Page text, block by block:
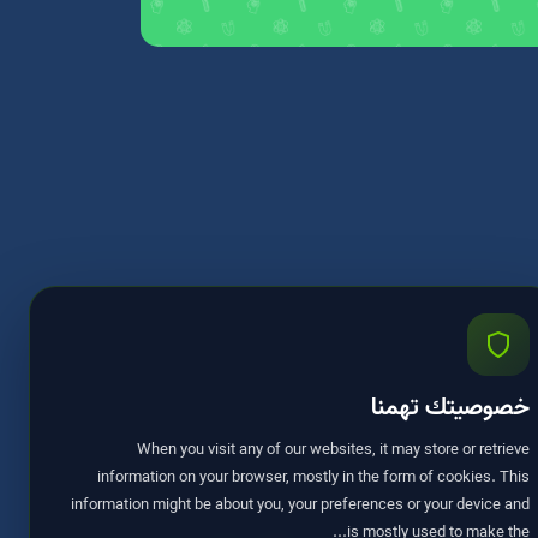
خصوصيتك تهمنا
When you visit any of our websites, it may store or retrieve
information on your browser, mostly in the form of cookies. This
information might be about you, your preferences or your device and
is mostly used to make the...